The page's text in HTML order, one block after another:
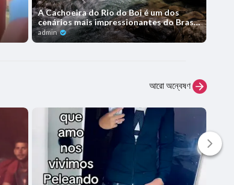
A Cachoeira do Rio do Boi é um dos
cenários mais impressionantes do Brasil,
localizada no Parque N
admin
আরো অন্বেষণ